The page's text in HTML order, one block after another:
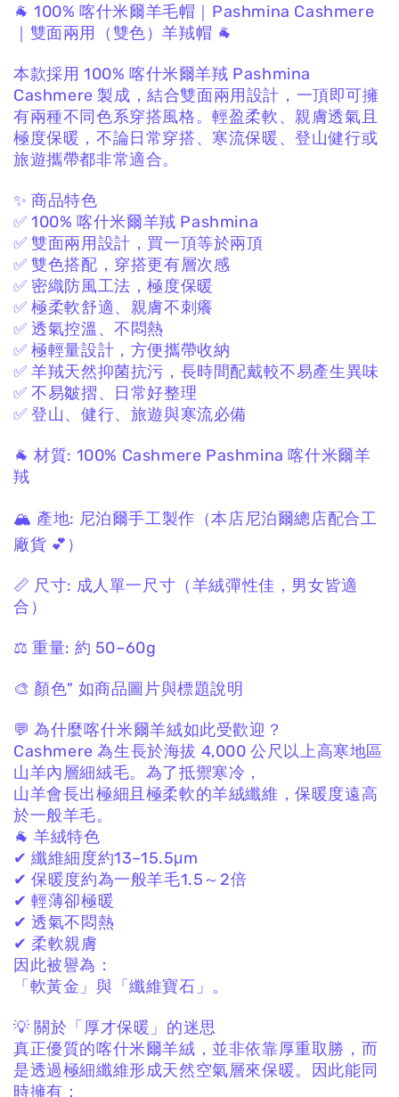
🐐 100% 喀什米爾羊毛帽｜Pashmina Cashmere
｜雙面兩用（雙色）羊羢帽 🐐
本款採用 100% 喀什米爾羊羢 Pashmina
Cashmere 製成，結合雙面兩用設計， 一頂即可擁
有兩種不同色系穿搭風格。輕盈柔軟、親膚透氣且
極度保暖， 不論日常穿搭、寒流保暖、登山健行或
旅遊攜帶都非常適合。
✨ 商品特色
✅ 100% 喀什米爾羊羢 Pashmina
✅ 雙面兩用設計，買一頂等於兩頂
✅ 雙色搭配，穿搭更有層次感
✅ 密織防風工法，極度保暖
✅ 極柔軟舒適、親膚不刺癢
✅ 透氣控溫、不悶熱
✅ 極輕量設計，方便攜帶收納
✅ 羊羢天然抑菌抗污，長時間配戴較不易產生異味
✅ 不易皺摺、日常好整理
✅ 登山、健行、旅遊與寒流必備
🐐 材質: 100% Cashmere Pashmina喀什米爾羊
羢
🏔 產地: 尼泊爾手工製作 （本店尼泊爾總店配合工
廠貨 💕）
📏 尺寸: 成人單一尺寸 （羊絨彈性佳，男女皆適
合）
⚖️ 重量: 約 50–60g
🎨 顏色" 如商品圖片與標題說明
💬 為什麼喀什米爾羊絨如此受歡迎？
Cashmere 為生長於海拔 4,000 公尺以上高寒地區
山羊內層細絨毛。 為了抵禦寒冷，
山羊會長出極細且極柔軟的羊絨纖維，保暖度遠高
於一般羊毛。
🐐 羊絨特色
✔ 纖維細度約13–15.5μm
✔ 保暖度約為一般羊毛1.5～2倍
✔ 輕薄卻極暖
✔ 透氣不悶熱
✔ 柔軟親膚
因此被譽為：
「軟黃金」與「纖維寶石」。
💡 關於「厚才保暖」的迷思
真正優質的喀什米爾羊絨， 並非依靠厚重取勝， 而
是透過極細纖維形成天然空氣層來保暖。
因此能同
時擁有：